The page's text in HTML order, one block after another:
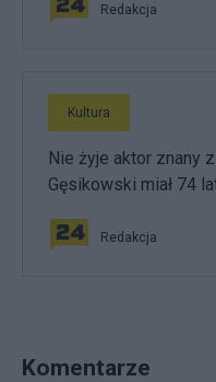
Redakcja
Kultura
Nie żyje aktor znany
Gęsikowski miał 74
Redakcja
Komentarze